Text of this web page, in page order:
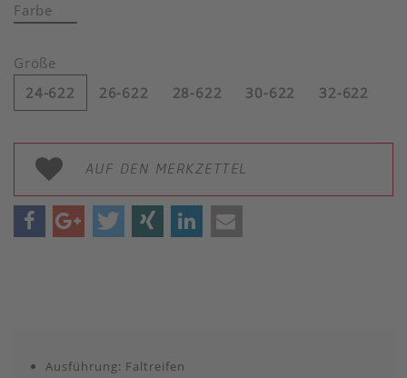
Farbe
Größe
24-622
26-622 28-622 30-622 32-622
AUF DEN MERKZETTEL
Ausführung: Faltreifen